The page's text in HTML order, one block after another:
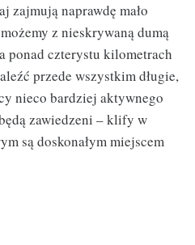
zajmują naprawdę mało
z nieskrywaną dumą
ponad czterystu kilometrach
przede wszystkim długie,
nieco bardziej aktywnego
zawiedzeni – klify w
są doskonałym miejscem